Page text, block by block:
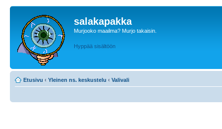
salakapakka
Murjooko maailma? Murjo takaisin.
Hyppää sisältöön
Etusivu ‹ Yleinen ns. keskustelu ‹ Valivali